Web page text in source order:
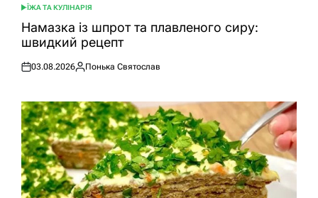
ОПУБЛІКУВАТИ
У
ЇЖА ТА КУЛІНАРІЯ
Намазка із шпрот та плавленого сиру:
швидкий рецепт
Оприлюднено
03.08.2026
Опубліковано
Понька Святослав